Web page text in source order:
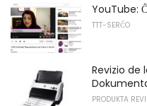
YouTube:
TTT-SERĈO
Revizio de
PRODUKTA